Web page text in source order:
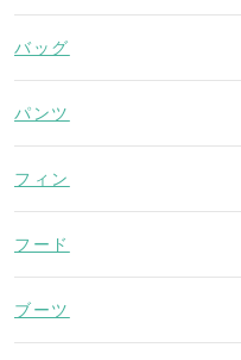
バッグ
パンツ
フィン
フード
ブーツ